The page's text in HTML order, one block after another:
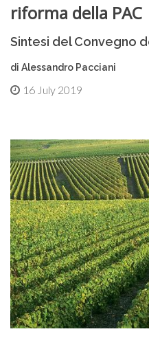
riforma della PAC
Sintesi del Convegno
di Alessandro Pacciani
16 July 2019